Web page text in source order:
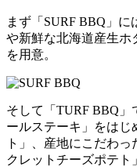
まず「SURF BBQ」
や新鮮な北海道産生ホ
を用意。
そして「TURF BBQ」
ールステーキ」をはじ
ト」、産地にこだわ
クレットチーズポテ